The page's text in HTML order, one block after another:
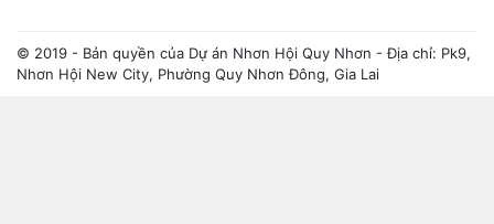
© 2019 - Bản quyền của Dự án Nhơn Hội Quy Nhơn - Địa chỉ: Pk9,
Nhơn Hội New City, Phường Quy Nhơn Đông, Gia Lai